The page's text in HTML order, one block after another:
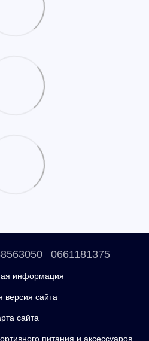
0661181375
информация
версия сайта
сайта
питания и аксессуаров